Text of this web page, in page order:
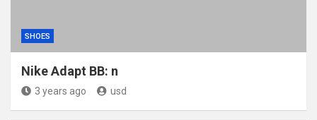
SHOES
Nike Adapt BB: n
3 years ago usd